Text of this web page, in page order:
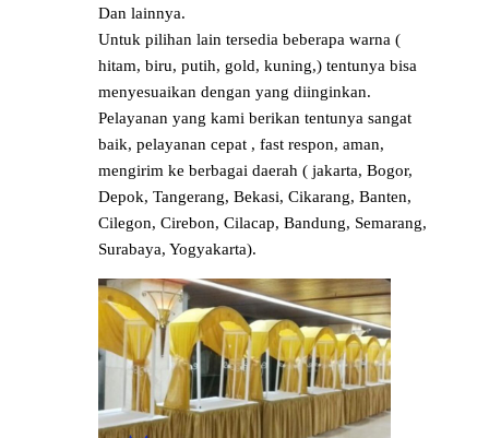
Dan lainnya.
Untuk pilihan lain tersedia beberapa warna (
hitam, biru, putih, gold, kuning,) tentunya bisa
menyesuaikan dengan yang diinginkan.
Pelayanan yang kami berikan tentunya sangat
baik, pelayanan cepat , fast respon, aman,
mengirim ke berbagai daerah ( jakarta, Bogor,
Depok, Tangerang, Bekasi, Cikarang, Banten,
Cilegon, Cirebon, Cilacap, Bandung, Semarang,
Surabaya, Yogyakarta).